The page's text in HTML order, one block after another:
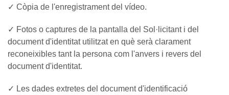
✓ Còpia de l'enregistrament del vídeo.
✓ Fotos o captures de la pantalla del Sol·licitant i del
document d'identitat utilitzat en què serà clarament
reconeixibles tant la persona com l'anvers i revers del
document d'identitat.
✓ Les dades extretes del document d'identificació